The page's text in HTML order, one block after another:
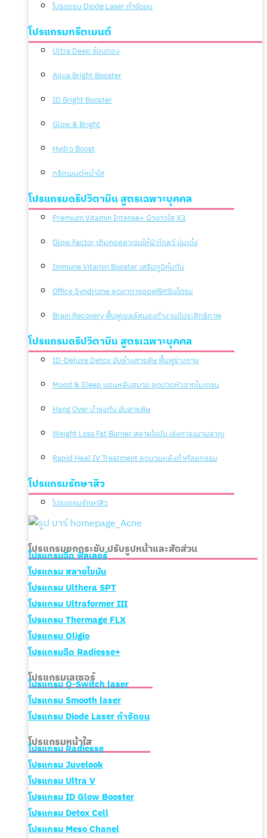
โปรแกรม Diode Laser กำจัดขน
โปรแกรมทรีตเมนต์
Ultra Deep ช้อนทอง
Aqua Bright Booster
ID Bright Booster
Glow & Bright
Hydro Boost
ทรีตเมนต์หน้าใส
โปรแกรมดริปวิตามิน สูตรเฉพาะบุคคล
Premium Vitamin Intense+ ผิวขาวใส X3
Glow Factor เติมคอลลาเจนให้ผิวโกลว์ นุ่มเด้ง
Immune Vitamin Booster เสริมภูมิคุ้มกัน
Office Syndrome ลดอาการออฟฟิศซินโดรม
Brain Recovery ฟื้นฟูเซลล์สมองทำงานมีประสิทธิภาพ
โปรแกรมดริปวิตามิน สูตรเฉพาะบุคคล
ID-Deluxe Detox ขับล้างสารพิษ ฟื้นฟูร่างกาย
Mood & Sleep นอนหลับสบาย ลดปวดหัวจากไมเกรน
Hang Over บำรุงตับ ขับสารพิษ
Weight Loss Fat Burner สลายไขมัน เร่งการเผาผลาญ
Rapid Heal IV Treatment ลดบวมหลังทำศัลยกรรม
โปรแกรมรักษาสิว
โปรแกรมรักษาสิว
โปรแกรมยกกระชับ ปรับรูปหน้าและสัดส่วน
โปรแกรมฉีด ฟิลเลอร์
โปรแกรม สลายไขมัน
โปรแกรม Ulthera SPT
โปรแกรม Ultraformer III
โปรแกรม Thermage FLX
โปรแกรม Oligio
โปรแกรมฉีด Radiesse+
โปรแกรมเลเซอร์
โปรแกรมQ-Switch laser
โปรแกรม Smooth laser
โปรแกรม Diode Laser กำจัดขน
โปรแกรมหน้าใส
โปรแกรม Radiesse
โปรแกรม Juvelook
โปรแกรม Ultra V
โปรแกรมID Glow Booster
โปรแกรมDetox Cell
โปรแกรมMeso Chanel